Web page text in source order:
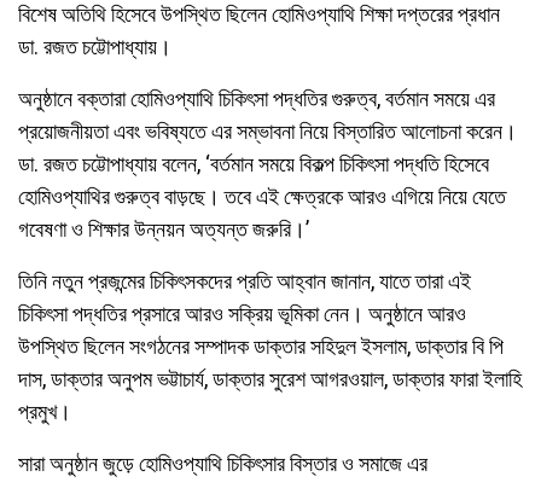
বিশেষ অতিথি হিসেবে উপস্থিত ছিলেন হোমিওপ্যাথি শিক্ষা দপ্তরের প্রধান
ডা. রজত চট্টোপাধ্যায়।
অনুষ্ঠানে বক্তারা হোমিওপ্যাথি চিকিৎসা পদ্ধতির গুরুত্ব, বর্তমান সময়ে এর
প্রয়োজনীয়তা এবং ভবিষ্যতে এর সম্ভাবনা নিয়ে বিস্তারিত আলোচনা করেন।
ডা. রজত চট্টোপাধ্যায় বলেন, ‘বর্তমান সময়ে বিকল্প চিকিৎসা পদ্ধতি হিসেবে
হোমিওপ্যাথির গুরুত্ব বাড়ছে। তবে এই ক্ষেত্রকে আরও এগিয়ে নিয়ে যেতে
গবেষণা ও শিক্ষার উন্নয়ন অত্যন্ত জরুরি।’
তিনি নতুন প্রজন্মের চিকিৎসকদের প্রতি আহ্বান জানান, যাতে তারা এই
চিকিৎসা পদ্ধতির প্রসারে আরও সক্রিয় ভূমিকা নেন। অনুষ্ঠানে আরও
উপস্থিত ছিলেন সংগঠনের সম্পাদক ডাক্তার সহিদুল ইসলাম, ডাক্তার বি পি
দাস, ডাক্তার অনুপম ভট্টাচার্য, ডাক্তার সুরেশ আগরওয়াল, ডাক্তার ফারা ইলাহি
প্রমুখ।
সারা অনুষ্ঠান জুড়ে হোমিওপ্যাথি চিকিৎসার বিস্তার ও সমাজে এর